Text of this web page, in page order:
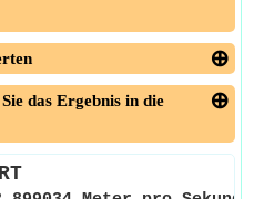
das Ergebnis in die